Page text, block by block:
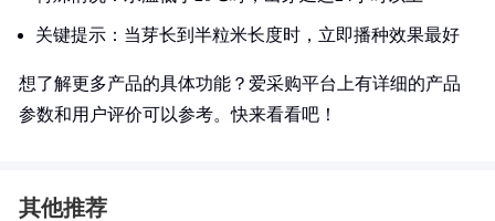
关键提示：当芽长到半粒米长度时，立即播种效果最好
想了解更多产品的具体功能？爱采购平台上有详细的产品
参数和用户评价可以参考。快来看看吧！
其他推荐